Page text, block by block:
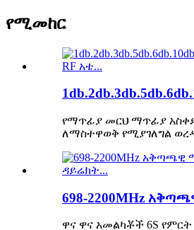
የሚመከር
የማጥፊያ መርህ ማጥፊያ
ለማስተዋወቅ የሚያገለግል
698-2200MHz
ዋና ዋና አመልካቾች 6S